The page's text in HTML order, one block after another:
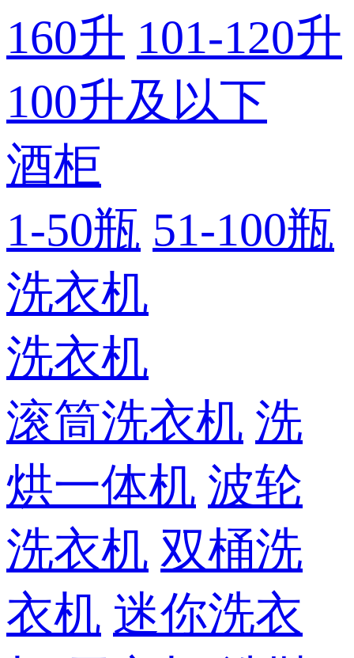
160升 101-120升
100升及以下
酒柜
1-50瓶 51-100瓶
洗衣机
洗衣机
滚筒洗衣机 洗
烘一体机 波轮
洗衣机 双桶洗
衣机 迷你洗衣